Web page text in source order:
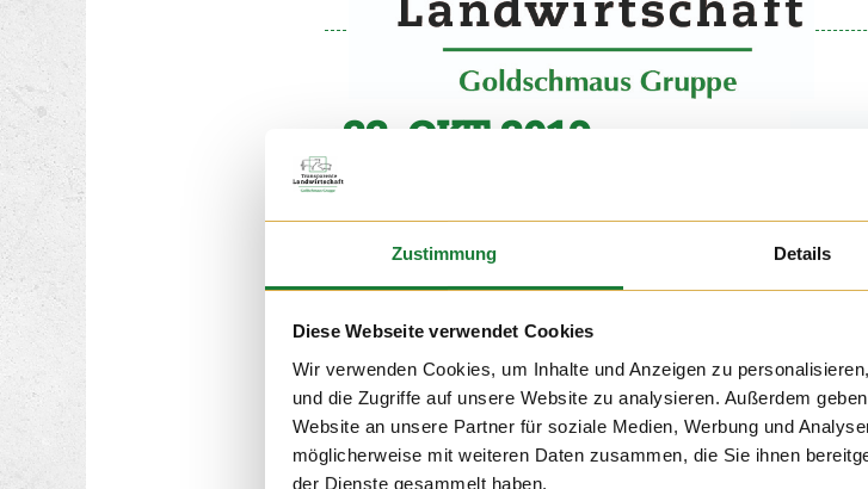
Zustimmung Details
Diese Webseite verwendet Cookies
Wir verwenden Cookies, um Inhalte und Anzeigen zu
und die Zugriffe auf unsere Website zu analysieren. Außerdem
Website an unsere Partner für soziale Medien, Werbung und
möglicherweise mit weiteren Daten zusammen, die Sie ihnen
der Dienste gesammelt haben.
22. OKT 2019
Am 22.10. und am 24.10 besuchten uns die
Grundschülern gemacht. Schön, dass auch
die Kinder wissen, das mit Lebensmitteln
sorgsam umgegangen wird.